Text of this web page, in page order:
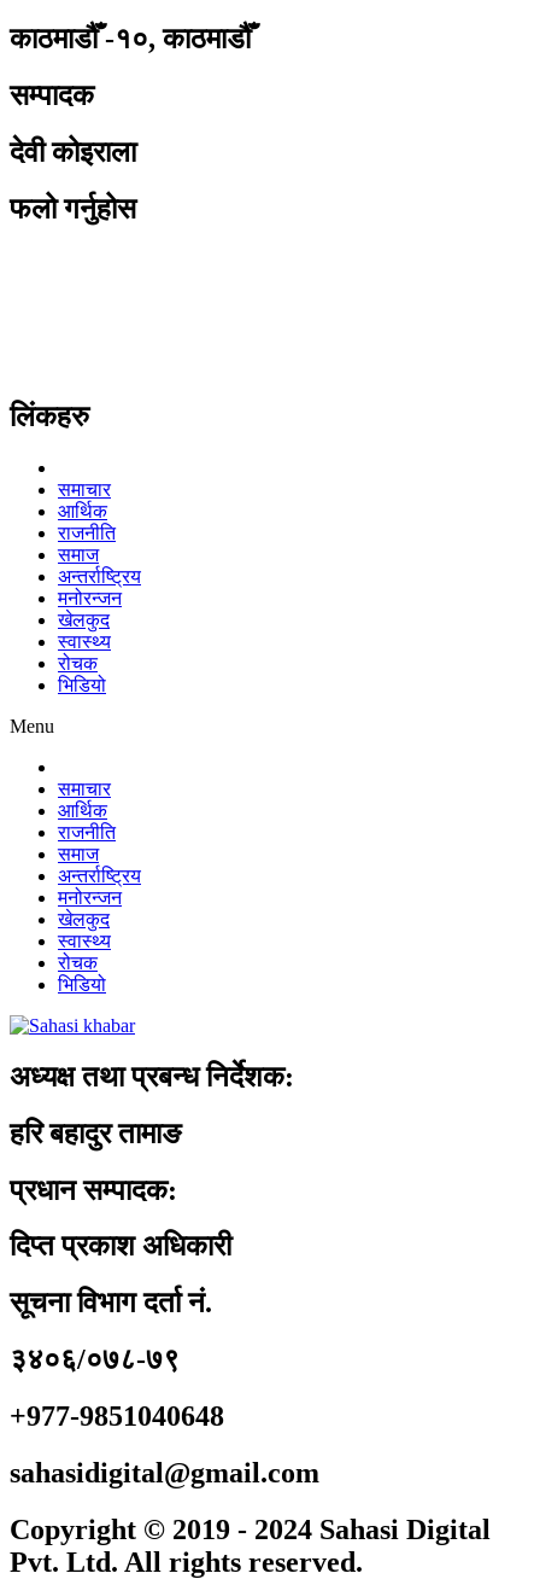
काठमाडौँ -१०, काठमाडौँ
सम्पादक
देवी कोइराला
फलो गर्नुहोस
लिंकहरु
समाचार
आर्थिक
राजनीति
समाज
अन्तर्राष्ट्रिय
मनोरन्जन
खेलकुद
स्वास्थ्य
रोचक
भिडियो
Menu
समाचार
आर्थिक
राजनीति
समाज
अन्तर्राष्ट्रिय
मनोरन्जन
खेलकुद
स्वास्थ्य
रोचक
भिडियो
अध्यक्ष तथा प्रबन्ध निर्देशक:
हरि बहादुर तामाङ
प्रधान सम्पादक:
दिप्त प्रकाश अधिकारी
सूचना विभाग दर्ता नं.
३४०६/०७८-७९
+977-9851040648
sahasidigital@gmail.com
Copyright © 2019 - 2024 Sahasi Digital
Pvt. Ltd. All rights reserved.